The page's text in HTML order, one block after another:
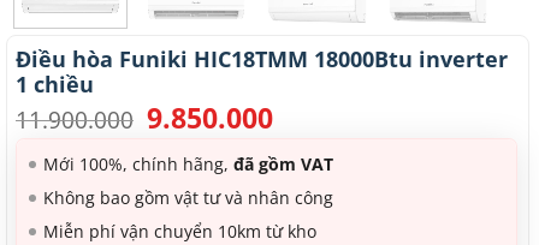
Điều hòa Funiki HIC18TMM 18000Btu inverter
1 chiều
11.900.000 Giá
gốc
là:
11.900.000.
9.850.000Giá
tại
là:
9.850.000.
Mới 100%, chính hãng, đã gồm VAT
Không bao gồm vật tư và nhân công
Miễn phí vận chuyển 10km từ kho